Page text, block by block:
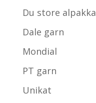
Du store alpakka
Dale garn
Mondial
PT garn
Unikat